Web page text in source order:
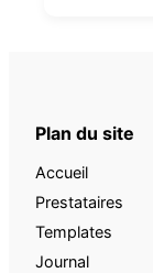
Plan du site
Accueil
Prestataires
Templates
Journal